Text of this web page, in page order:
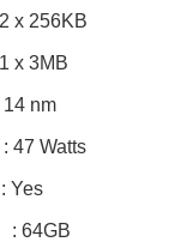
Watts
64GB